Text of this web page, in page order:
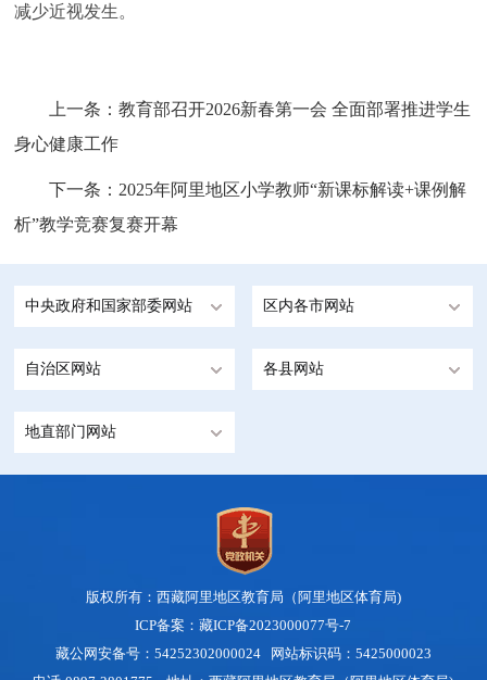
减少近视发生。
上一条：教育部召开2026新春第一会 全面部署推进学生
身心健康工作
下一条： 2025年阿里地区小学教师“新课标解读+课例解
析”教学竞赛复赛开幕
中央政府和国家部委网站 区内各市网站
自治区网站 各县网站
地直部门网站
版权所有：西藏阿里地区教育局（阿里地区体育局)
ICP备案：藏ICP备2023000077号-7
藏公网安备号：54252302000024网站标识码：5425000023